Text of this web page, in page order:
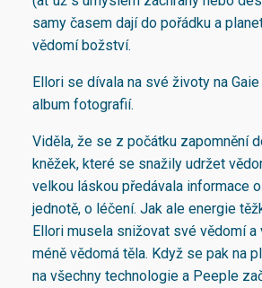
samy časem dají do pořádku a
vědomí božství.
Ellori se dívala na své životy na
album fotografií.
Viděla, že se z počátku zapomnění
kněžek, které se snažily udržet
velkou láskou předávala informace
jednotě, o léčení. Jak ale energie
Ellori musela snižovat své vědomí
méně vědomá těla. Když se pak na
na všechny technologie a Peeple